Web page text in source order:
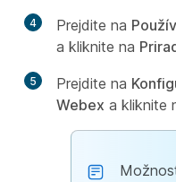
4 Prejdite na
a kliknite na
5 Prejdite na
Webex a kliknite